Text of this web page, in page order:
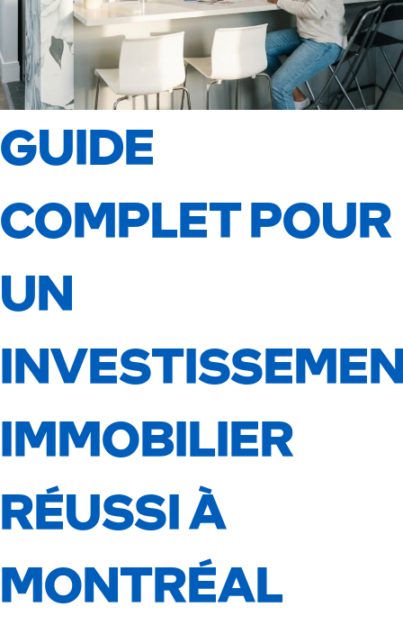
GUIDE
COMPLET POUR
UN
IMMOBILIER
RÉUSSI À
MONTRÉAL